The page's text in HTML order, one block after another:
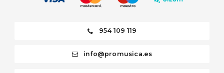
954 109 119
info@promusica.es